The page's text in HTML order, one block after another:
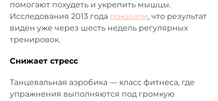
помогают похудеть и укрепить мышцы.
Исследования 2013 года показали, что результат
виден уже через шесть недель регулярных
тренировок.
Снижает стресс
Танцевальная аэробика — класс фитнеса, где
упражнения выполняются под громкую